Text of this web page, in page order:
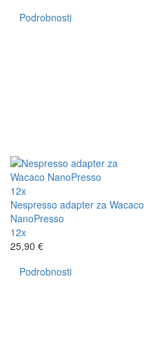
Podrobnosti
12x
Nespresso adapter za Wacaco
NanoPresso
12x
25,90 €
Podrobnosti